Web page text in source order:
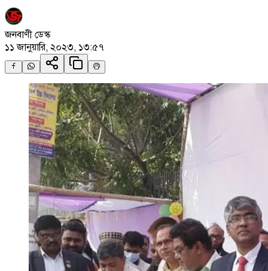
জনবাণী ডেস্ক
১১ জানুয়ারি, ২০২৩, ১৩:৫৭